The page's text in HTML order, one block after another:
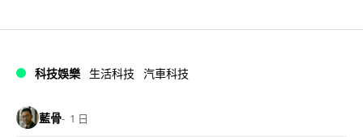
科技娛樂 生活科技 汽車科技
藍骨 1 日